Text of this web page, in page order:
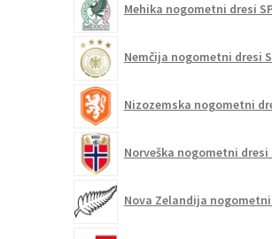
Mehika nogometni dresi
Nemčija nogometni dresi
Nizozemska nogometni
Norveška nogometni dresi
Nova Zelandija nogometni